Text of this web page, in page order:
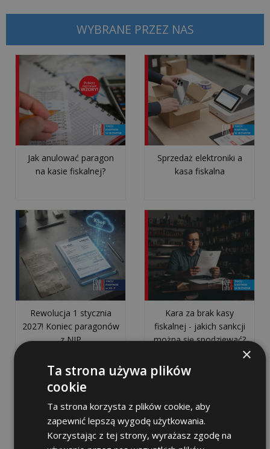
...
Skalowanie
biznesu
chaosu.
Jak
„Sztuka
Mięsa”
zyskała
artykuły
przygotować
firmę
WYBRANE PRZEZ NAS
Jak anulować paragon
na kasie fiskalnej?
Sprzedaż elektroniki a
kasa fiskalna
Rewolucja 1 stycznia
2027! Koniec paragonów
z NIP
Kara za brak kasy
fiskalnej - jakich sankcji
można się spodziewać?
×
Ta strona używa plików
cookie
Ta strona korzysta z plików cookie, aby
zapewnić lepszą wygodę użytkowania.
Korzystając z tej strony, wyrażasz zgodę na